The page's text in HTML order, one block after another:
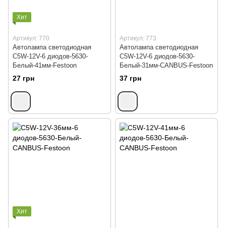
Хит
Артикул: 770
Автолампа светодиодная
C5W-12V-6 диодов-5630-
Белый-41мм-Festoon
27 грн
Артикул: 773
Автолампа светодиодная
C5W-12V-6 диодов-5630-
Белый-31мм-CANBUS-Festoon
37 грн
Хит